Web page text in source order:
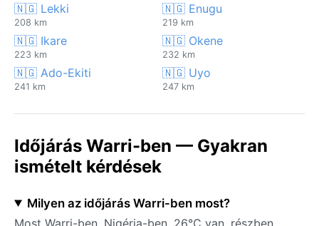
🇳🇬 Lekki
208 km
🇳🇬 Enugu
219 km
🇳🇬 Ikare
223 km
🇳🇬 Okene
232 km
🇳🇬 Ado-Ekiti
241 km
🇳🇬 Uyo
247 km
Időjárás Warri-ben — Gyakran
ismételt kérdések
Milyen az időjárás Warri-ben most?
Most Warri-ben, Nigéria-ben, 26°C van, részben